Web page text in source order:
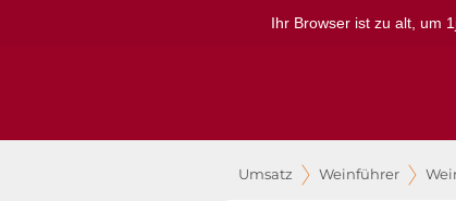
Ihr Browser ist zu alt, um
Umsatz Weinführer